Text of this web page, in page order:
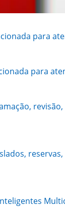
para
para